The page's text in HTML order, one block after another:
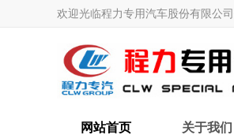
欢迎光临程力专用汽车股份有限公
网站首页 关于我们